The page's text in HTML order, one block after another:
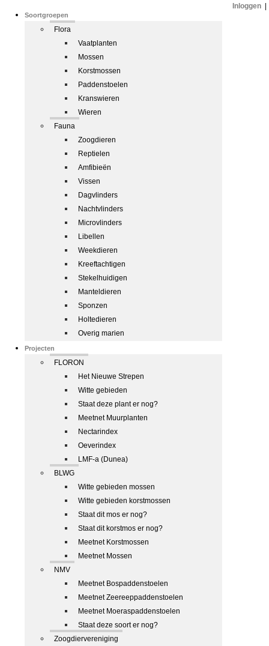
Soortgroepen
Flora
Vaatplanten
Mossen
Korstmossen
Paddenstoelen
Kranswieren
Wieren
Fauna
Zoogdieren
Reptielen
Amfibieën
Vissen
Dagvlinders
Nachtvlinders
Microvlinders
Libellen
Weekdieren
Kreeftachtigen
Stekelhuidigen
Manteldieren
Sponzen
Holtedieren
Overig marien
Projecten
FLORON
Het Nieuwe Strepen
Witte gebieden
Staat deze plant er nog?
Meetnet Muurplanten
Nectarindex
Oeverindex
LMF-a (Dunea)
BLWG
Witte gebieden mossen
Witte gebieden korstmossen
Staat dit mos er nog?
Staat dit korstmos er nog?
Meetnet Korstmossen
Meetnet Mossen
NMV
Meetnet Bospaddenstoelen
Meetnet Zeereeppaddenstoelen
Meetnet Moeraspaddenstoelen
Staat deze soort er nog?
Zoogdiervereniging
Inloggen